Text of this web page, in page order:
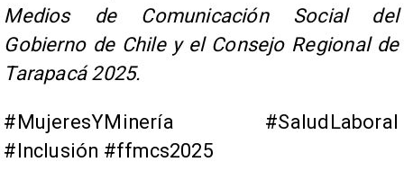
Medios de Comunicación Social del
Gobierno de Chile y el Consejo Regional de
Tarapacá 2025.
#MujeresYMinería #SaludLaboral
#Inclusión #ffmcs2025